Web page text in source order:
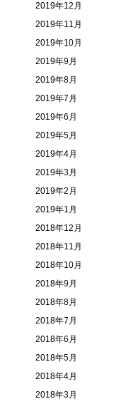
2019年12月
2019年11月
2019年10月
2019年9月
2019年8月
2019年7月
2019年6月
2019年5月
2019年4月
2019年3月
2019年2月
2019年1月
2018年12月
2018年11月
2018年10月
2018年9月
2018年8月
2018年7月
2018年6月
2018年5月
2018年4月
2018年3月